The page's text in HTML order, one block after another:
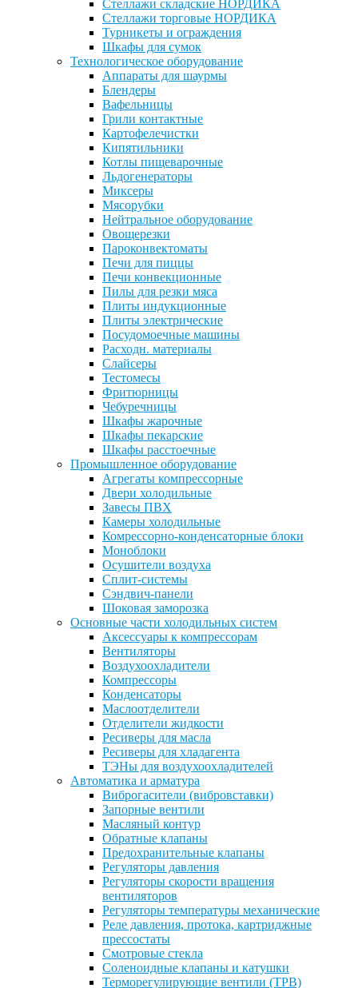
Стеллажи складские НОРДИКА
Стеллажи торговые НОРДИКА
Турникеты и ограждения
Шкафы для сумок
Технологическое оборудование
Аппараты для шаурмы
Блендеры
Вафельницы
Грили контактные
Картофелечистки
Кипятильники
Котлы пищеварочные
Льдогенераторы
Миксеры
Мясорубки
Нейтральное оборудование
Овощерезки
Пароконвектоматы
Печи для пиццы
Печи конвекционные
Пилы для резки мяса
Плиты индукционные
Плиты электрические
Посудомоечные машины
Расходн. материалы
Слайсеры
Тестомесы
Фритюрницы
Чебуречницы
Шкафы жарочные
Шкафы пекарские
Шкафы расстоечные
Промышленное оборудование
Агрегаты компрессорные
Двери холодильные
Завесы ПВХ
Камеры холодильные
Комрессорно-конденсаторные блоки
Моноблоки
Осушители воздуха
Сплит-системы
Сэндвич-панели
Шоковая заморозка
Основные части холодильных систем
Аксессуары к компрессорам
Вентиляторы
Воздухоохладители
Компрессоры
Конденсаторы
Маслоотделители
Отделители жидкости
Ресиверы для масла
Ресиверы для хладагента
ТЭНы для воздухоохладителей
Автоматика и арматура
Виброгасители (вибровставки)
Запорные вентили
Масляный контур
Обратные клапаны
Предохранительные клапаны
Регуляторы давления
Регуляторы скорости вращения
вентиляторов
Регуляторы температуры механические
Реле давления, протока, картриджные
прессостаты
Смотровые стекла
Соленоидные клапаны и катушки
Терморегулирующие вентили (ТРВ)